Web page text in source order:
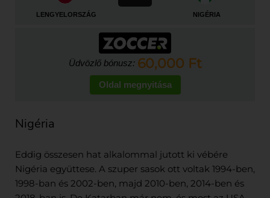
LENGYELORSZÁG NIGÉRIA
Üdvözlő bónusz: 60,000 Ft
Oldal megnyitása
Nigéria
Eddig összesen hat alkalommal jutott ki vébére
Nigéria együttese. A szuper sasok ott voltak 1994-ben,
1998-ban és 2002-ben, majd 2010-ben, 2014-ben és